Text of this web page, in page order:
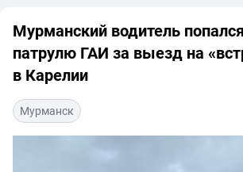
Мурманский водитель
патрулю ГАИ за выезд на
в Карелии
Мурманск